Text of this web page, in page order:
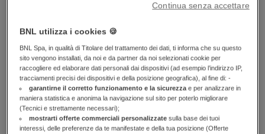
preservando l’equilibrio tra fonti e impieghi e
garantendo la copertura di investimenti a medio lungo
usufruendo di una soluzione personalizzata studiata da
un team di specialisti
con la garanzia di un servizio di alto valore garantito da
un track record di operazioni di successo
con l'aiuto del network BNL per i rapporti quotidiani e
di BNP Paribas per le competenze specialistiche
BNL utilizza i cookies 🍪
BNL Spa, in qualità di Titolare del trattamento dei dati, ti informa che su questo
sito vengono installati, da noi e da partner da noi selezionati cookie per
raccogliere ed elaborare dati personali dai dispositivi (ad esempio l’indirizzo IP,
tracciamenti precisi dei dispositivi e della posizione geografica), al fine di: -
garantirne il corretto funzionamento e la sicurezzae per analizzare in
maniera statistica e anonima la navigazione sul sito per poterlo migliorare
(Tecnici e strettamente necessari);
mostrarti offerte commerciali personalizzatesulla base dei tuoi
interessi, delle preferenze da te manifestate e della tua posizione (Offerte
Continua senza accettare